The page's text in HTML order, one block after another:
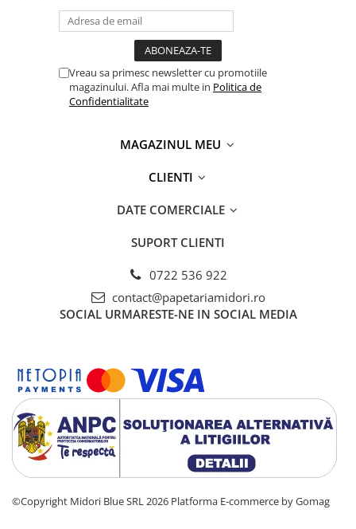
Vreau sa primesc newsletter cu promotiile
magazinului. Afla mai multe in Politica de
Confidentialitate
MAGAZINUL MEU
CLIENTI
DATE COMERCIALE
SUPORT CLIENTI
0722 536 922
contact@papetariamidori.ro
SOCIAL URMARESTE-NE IN SOCIAL MEDIA
©Copyright Midori Blue SRL 2026 Platforma E-commerce by Gomag